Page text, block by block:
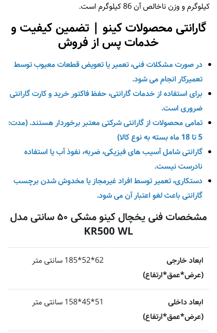
کیلوگرم و وزن ناخالص آن 86 کیلوگرم است.
گارانتی محصولات کینو | تضمین کیفیت و
خدمات پس از فروش
در صورت مشکلات فنی، تعمیر یا تعویض قطعات معیوب توسط
تعمیرکار انجام می‌ شود.
برای استفاده از خدمات گارانتی، حفظ فاکتور خرید و کارت گارانتی
ضروری است.
تمامی محصولات از گارانتی شرکتی معتبر برخوردار هستند. (مدت:
5 تا 18 ماه بسته به نوع کالا)
گارانتی شامل آسیب‌ های فیزیکی، ضربه، نفوذ آب یا استفاده
نادرست نیست.
دستکاری، تعمیر توسط افراد غیرمجاز یا مخدوش شدن برچسب
گارانتی باعث لغو اعتبار آن می‌ شود.
مشخصات فنی یخچال کینو مشکی ۵۰ سانتی مدل
KR500 WL
ابعاد خارجی
(عرض*عمق*ارتفاع)
62*52*185 سانتی متر
ابعاد داخلی
(عرض*عمق*ارتفاع)
51*45*158 سانتی متر